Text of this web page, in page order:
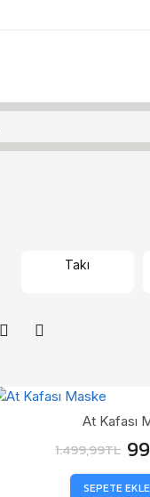
Takı
At Kafası
1.499,99TL
SEPETE EKLE